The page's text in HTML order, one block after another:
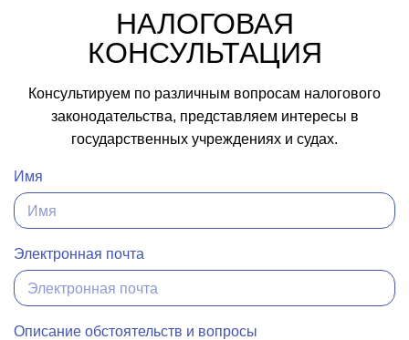
НАЛОГОВАЯ
КОНСУЛЬТАЦИЯ
Консультируем по различным вопросам налогового
законодательства, представляем интересы в
государственных учреждениях и судах.
Имя
Электронная почта
Описание обстоятельств и вопросы